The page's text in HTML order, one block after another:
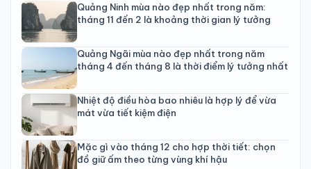
Quảng Ninh mùa nào đẹp nhất trong năm:
tháng 11 đến 2 là khoảng thời gian lý tưởng
Quảng Ngãi mùa nào đẹp nhất trong năm
tháng 4 đến tháng 8 là thời điểm lý tưởng nhất
Nhiệt độ điều hòa bao nhiêu là hợp lý để vừa
mát vừa tiết kiệm điện
Mặc gì vào tháng 12 cho hợp thời tiết: chọn
đồ giữ ấm theo từng vùng khí hậu